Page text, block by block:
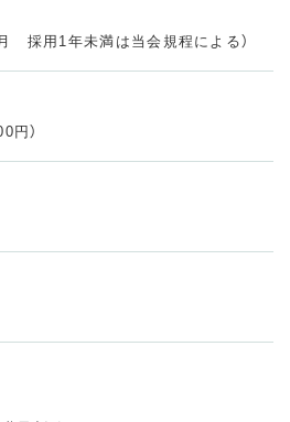
採用1年未満は当会規程による）
）